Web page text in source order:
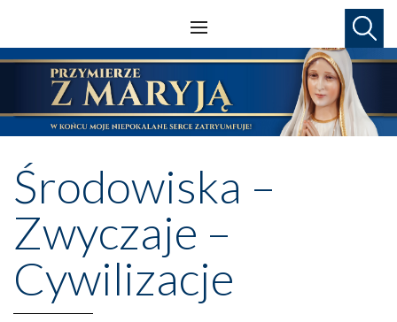
Środowiska –
Zwyczaje –
Cywilizacje